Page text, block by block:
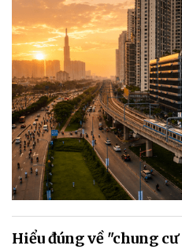
Hiểu đúng về "chung